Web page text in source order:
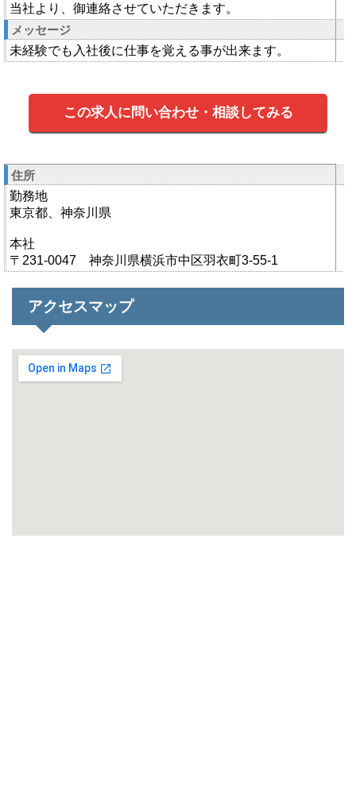
当社より、御連絡させていただきます。
メッセージ
未経験でも入社後に仕事を覚える事が出来ます。
この求人に問い合わせ・相談してみる
住所
勤務地
東京都、神奈川県
本社
〒231-0047 神奈川県横浜市中区羽衣町3-55-1
アクセスマップ